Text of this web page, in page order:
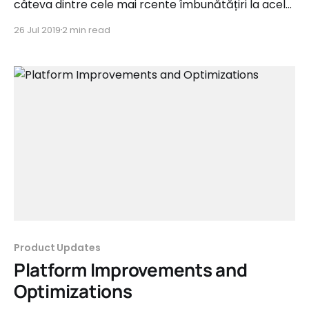
câteva dintre cele mai rcente îmbunătățiri la acel
afiliații și influencerii sa fie concentrați pe scopurile
în privința experienței utilizatorilor, cât și a uneltelor
26 Jul 2019 2 min read
Product Updates
Platform Improvements and
Optimizations